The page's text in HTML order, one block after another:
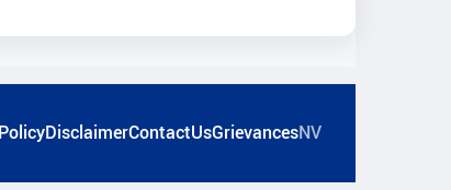
DisclaimerContactUsGrievancesNV